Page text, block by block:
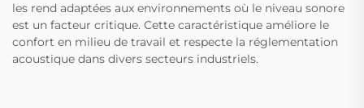
les rend adaptées aux environnements où le niveau sonore
est un facteur critique. Cette caractéristique améliore le
confort en milieu de travail et respecte la réglementation
acoustique dans divers secteurs industriels.